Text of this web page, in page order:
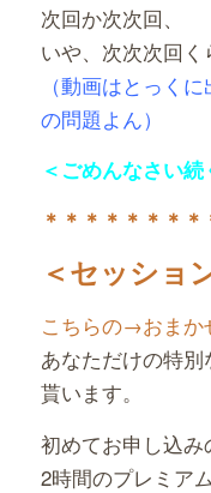
次回か次次回、
いや、次次次回く
（動画はとっく
の問題よん）
＜ごめんなさい続
＊＊＊＊＊＊＊＊
＜セッショ
こちらの→おまか
あなただけの特
貰います。
初めてお申し込み
2時間のプレミア